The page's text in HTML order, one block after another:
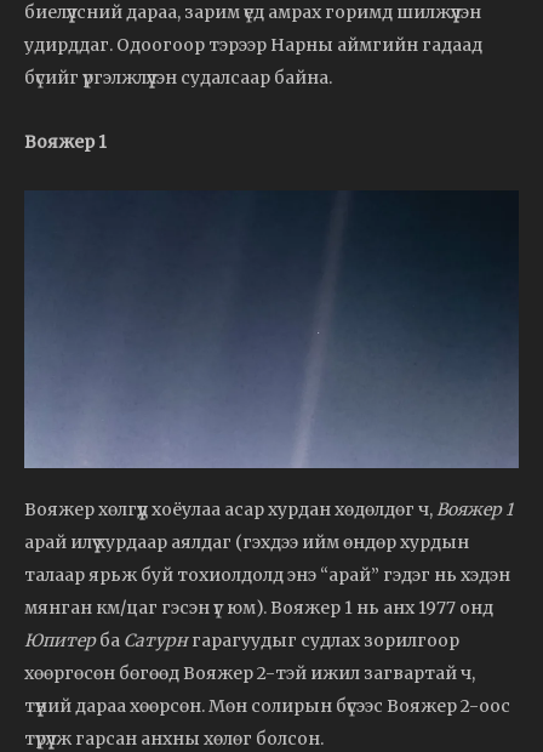
биелүүлсний дараа, зарим үед амрах горимд шилжүүлэн
удирддаг. Одоогоор тэрээр Нарны аймгийн гадаад
бүсийг үргэлжлүүлэн судалсаар байна.
Вояжер 1
Вояжер хөлгүүд хоёулаа асар хурдан хөдөлдөг ч,Вояжер 1
арай илүү хурдаар аялдаг (гэхдээ ийм өндөр хурдын
талаар ярьж буй тохиолдолд энэ “арай” гэдэг нь хэдэн
мянган км/цаг гэсэн үг юм). Вояжер 1 нь анх 1977 онд
Юпитерба Сатурнгарагуудыг судлах зорилгоор
хөөргөсөн бөгөөд Вояжер 2-тэй ижил загвартай ч,
түүний дараа хөөрсөн. Мөн солирын бүсээс Вояжер 2-оос
түрүүлж гарсан анхны хөлөг болсон.